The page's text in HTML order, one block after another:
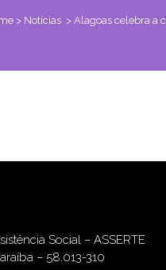
> Notícias > Alagoas celebra a
Social – ASSERTE
– 58.013-310